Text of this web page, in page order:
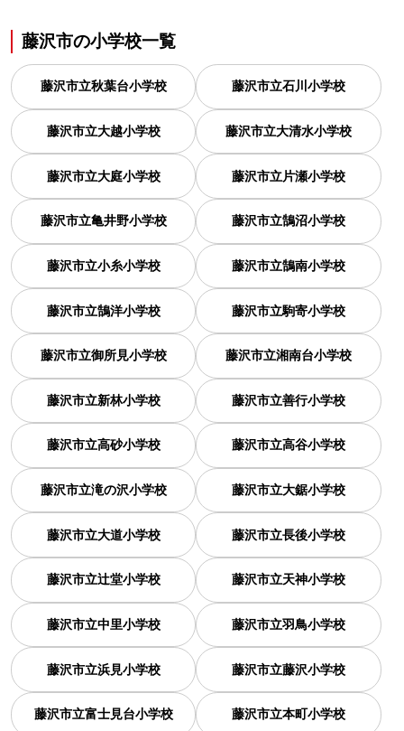
藤沢市の小学校一覧
藤沢市立秋葉台小学校 藤沢市立石川小学校
藤沢市立大越小学校 藤沢市立大清水小学校
藤沢市立大庭小学校 藤沢市立片瀬小学校
藤沢市立亀井野小学校 藤沢市立鵠沼小学校
藤沢市立小糸小学校 藤沢市立鵠南小学校
藤沢市立鵠洋小学校 藤沢市立駒寄小学校
藤沢市立御所見小学校 藤沢市立湘南台小学校
藤沢市立新林小学校 藤沢市立善行小学校
藤沢市立高砂小学校 藤沢市立高谷小学校
藤沢市立滝の沢小学校 藤沢市立大鋸小学校
藤沢市立大道小学校 藤沢市立長後小学校
藤沢市立辻堂小学校 藤沢市立天神小学校
藤沢市立中里小学校 藤沢市立羽鳥小学校
藤沢市立浜見小学校 藤沢市立藤沢小学校
藤沢市立富士見台小学校 藤沢市立本町小学校